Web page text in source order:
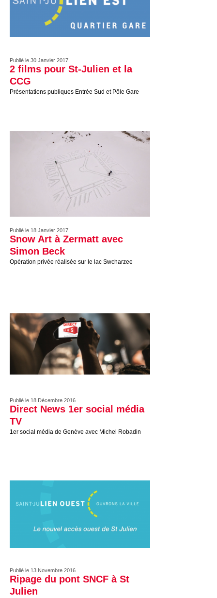
Publié le 30 Janvier 2017
2 films pour St-Julien et la
CCG
Présentations publiques Entrée Sud et Pôle Gare
Publié le 18 Janvier 2017
Snow Art à Zermatt avec
Simon Beck
Opération privée réalisée sur le lac Swcharzee
Publié le 18 Décembre 2016
Direct News 1er social média
TV
1er social média de Genève avec Michel Robadin
Publié le 13 Novembre 2016
Ripage du pont SNCF à St
Julien